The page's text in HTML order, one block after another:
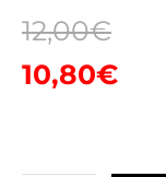
12,00€
10,80€